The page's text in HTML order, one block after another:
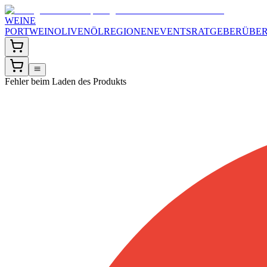
WEINE
PORTWEINOLIVENÖLREGIONENEVENTSRATGEBER
Fehler beim Laden des Produkts